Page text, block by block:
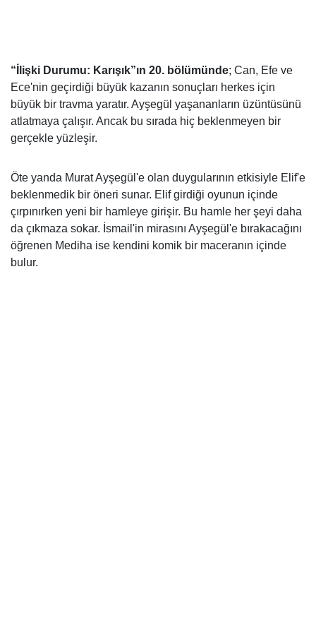
“İlişki Durumu: Karışık”ın 20. bölümünde; Can, Efe ve
Ece'nin geçirdiği büyük kazanın sonuçları herkes için
büyük bir travma yaratır. Ayşegül yaşananların üzüntüsünü
atlatmaya çalışır. Ancak bu sırada hiç beklenmeyen bir
gerçekle yüzleşir.
Öte yanda Murat Ayşegül'e olan duygularının etkisiyle Elif'e
beklenmedik bir öneri sunar. Elif girdiği oyunun içinde
çırpınırken yeni bir hamleye girişir. Bu hamle her şeyi daha
da çıkmaza sokar. İsmail'in mirasını Ayşegül'e bırakacağını
öğrenen Mediha ise kendini komik bir maceranın içinde
bulur.